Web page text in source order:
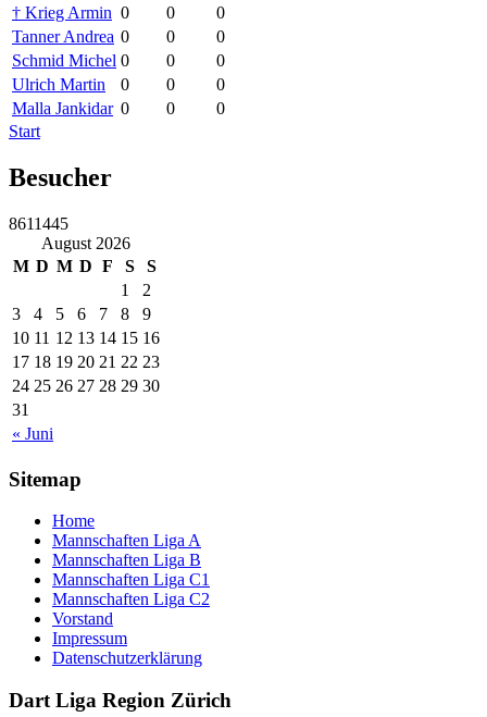
† Krieg Armin 0 0
0
Tanner Andrea 0 0
0
Schmid Michel 0 0
0
Ulrich Martin
0 0
0
Malla Jankidar 0 0
0
Start
Besucher
8611445
August 2026
M D M D F S S
« Juni
1
2
3
4 5 6 7 8
9
10 11 12 13 14 15 16
17 18 19 20 21 22 23
24 25 26 27 28 29 30
31
Sitemap
Home
Mannschaften Liga A
Mannschaften Liga B
Mannschaften Liga C1
Mannschaften Liga C2
Vorstand
Impressum
Datenschutzerklärung
Dart Liga Region Zürich